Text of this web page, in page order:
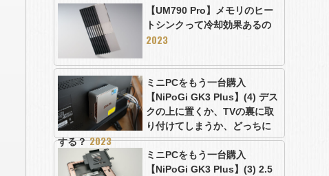
【UM790 Pro】メモリのヒー
トシンクって冷却効果あるの
2023
ミニPCをもう一台購入
【NiPoGi GK3 Plus】(4) デス
クの上に置くか、TVの裏に取
り付けてしまうか、どっちに
する？2023
ミニPCをもう一台購入
【NiPoGi GK3 Plus】(3) 2.5